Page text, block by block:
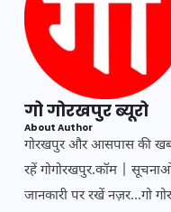
गो गोरखपुर ब्यूरो
About Author
गोरखपुर और आसपास की
रहें गोगोरखपुर.कॉम |
जानकारी पर रखें नज़र...गो